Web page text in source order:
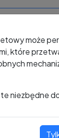
może
które
niezbędne